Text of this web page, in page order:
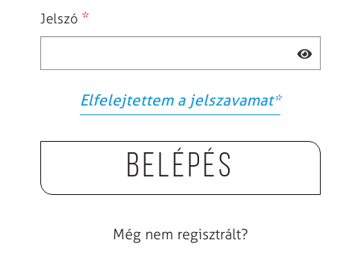
Jelszó *
Elfelejtettem a jelszavamat*
Belépés
Még nem regisztrált?